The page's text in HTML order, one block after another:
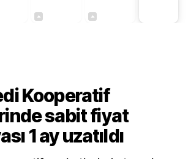
Kooperatif
sabit fiyat
1 ay uzatıldı